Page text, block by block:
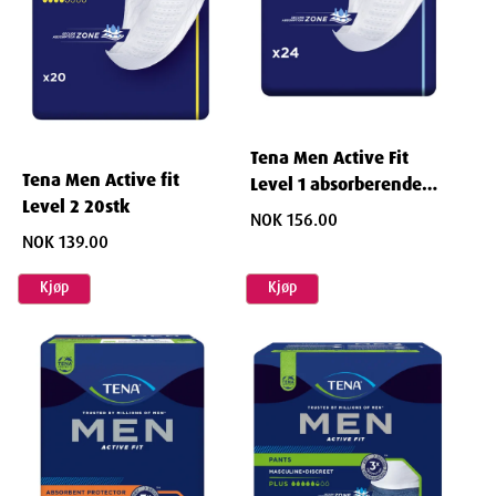
Dimensjoner
Weight
Tena Men Active fit
Level 2 20stk
NOK 139.00
Kjøp
Tena Men Active Fit
Level 1 absorberende
innlegg 24 stk
NOK 156.00
Kjøp